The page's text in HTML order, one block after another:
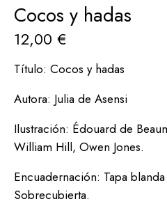
Cocos y hadas
12,00 €
Título: Cocos y hadas
Autora: Julia de Asensi
Ilustración: Édouard de
William Hill, Owen Jones.
Encuadernación: Tapa
Sobrecubierta.